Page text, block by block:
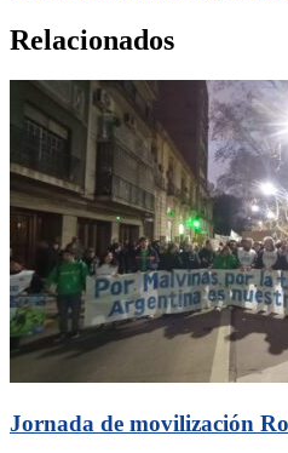
Relacionados
Jornada de movilización